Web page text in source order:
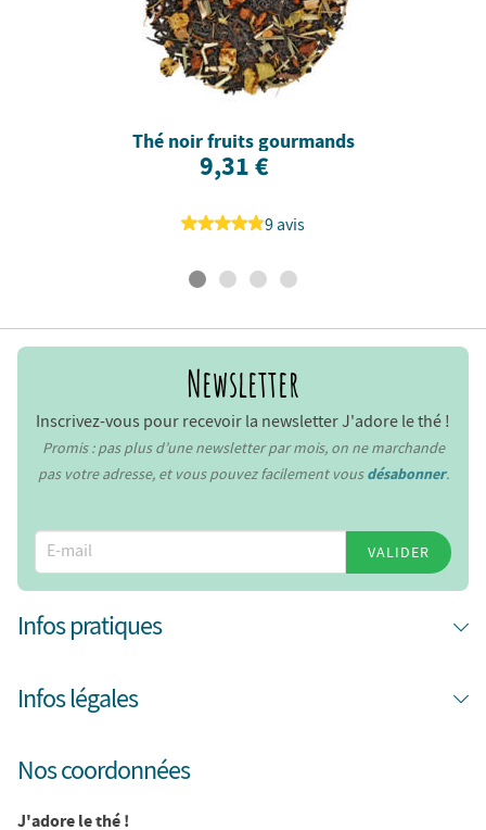
Thé noir fruits gourmands
9,31 €
9 avis
Newsletter
Inscrivez-vous pour recevoir la newsletter J'adore le thé !
Promis : pas plus d’une newsletter par mois, on ne marchande
pas votre adresse, et vous pouvez facilement vousdésabonner.
VALIDER
Infos pratiques
Infos légales
Nos coordonnées
J'adore le thé !